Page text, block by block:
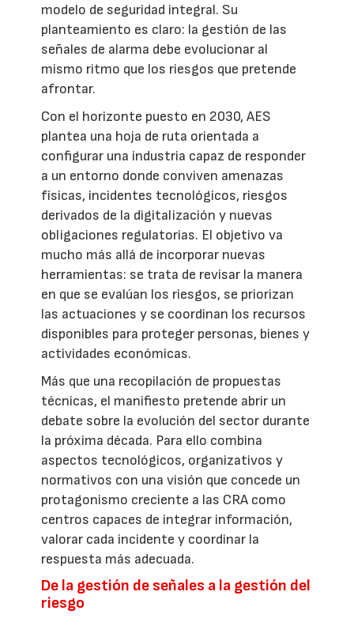
modelo de seguridad integral. Su
planteamiento es claro: la gestión de las
señales de alarma debe evolucionar al
mismo ritmo que los riesgos que pretende
afrontar.
Con el horizonte puesto en 2030, AES
plantea una hoja de ruta orientada a
configurar una industria capaz de responder
a un entorno donde conviven amenazas
físicas, incidentes tecnológicos, riesgos
derivados de la digitalización y nuevas
obligaciones regulatorias. El objetivo va
mucho más allá de incorporar nuevas
herramientas: se trata de revisar la manera
en que se evalúan los riesgos, se priorizan
las actuaciones y se coordinan los recursos
disponibles para proteger personas, bienes y
actividades económicas.
Más que una recopilación de propuestas
técnicas, el manifiesto pretende abrir un
debate sobre la evolución del sector durante
la próxima década. Para ello combina
aspectos tecnológicos, organizativos y
normativos con una visión que concede un
protagonismo creciente a las CRA como
centros capaces de integrar información,
valorar cada incidente y coordinar la
respuesta más adecuada.
De la gestión de señales a la gestión del
riesgo